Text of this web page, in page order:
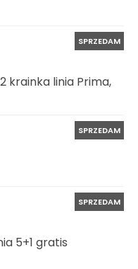
SPRZEDAM
krainka linia Prima,
SPRZEDAM
SPRZEDAM
5+1 gratis